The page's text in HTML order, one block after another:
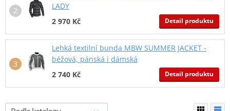
LADY
2 970 Kč
Detail produktu
Lehká textilní bunda MBW SUMMER JACKET -
béžová, pánská i dámská
2 740 Kč
Detail produktu